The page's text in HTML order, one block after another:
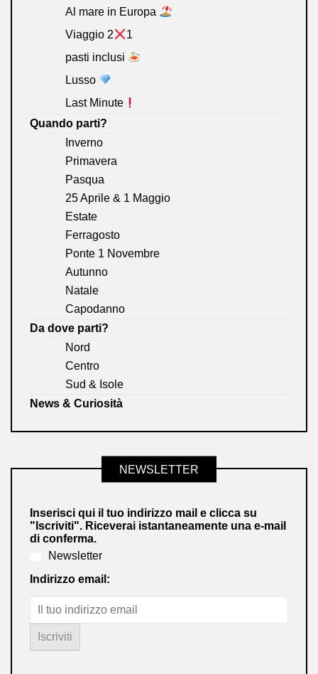
Al mare in Europa
Viaggio 2
1
pasti inclusi
Lusso
Last Minute
Quando parti?
Inverno
Primavera
Pasqua
25 Aprile & 1 Maggio
Estate
Ferragosto
Ponte 1 Novembre
Autunno
Natale
Capodanno
Da dove parti?
Nord
Centro
Sud & Isole
News & Curiosità
NEWSLETTER
Inserisci qui il tuo indirizzo mail e clicca su
"Iscriviti". Riceverai istantaneamente una e-mail
di conferma.
Newsletter
Indirizzo email: